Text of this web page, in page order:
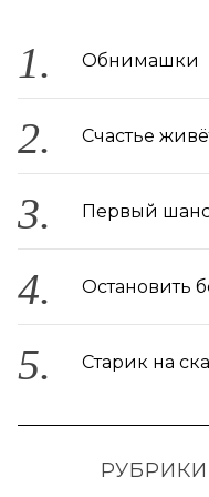
Обнимашки
Счастье
Первый
Остановить
Старик на